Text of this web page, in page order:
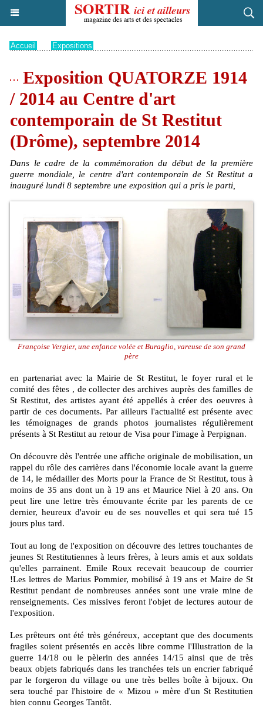
Accueil Expositions
Exposition QUATORZE 1914
/ 2014 au Centre d'art
contemporain de St Restitut
(Drôme), septembre 2014
Dans le cadre de la commémoration du début de la première
guerre mondiale, le centre d'art contemporain de St Restitut a
inauguré lundi 8 septembre une exposition qui a pris le parti,
Françoise Vergier, une enfance volée et Buraglio, vareuse de son grand
père
en partenariat avec la Mairie de St Restitut, le foyer rural et le
comité des fêtes , de collecter des archives auprès des familles de
St Restitut, des artistes ayant été appellés à créer des oeuvres à
partir de ces documents. Par ailleurs l'actualité est présente avec
les témoignages de grands photos journalistes régulièrement
présents à St Restitut au retour de Visa pour l'image à Perpignan.
On découvre dès l'entrée une affiche originale de mobilisation, un
rappel du rôle des carrières dans l'économie locale avant la guerre
de 14, le médailler des Morts pour la France de St Restitut, tous à
moins de 35 ans dont un à 19 ans et Maurice Niel à 20 ans. On
peut lire une lettre très émouvante écrite par les parents de ce
dernier, heureux d'avoir eu de ses nouvelles et qui sera tué 15
jours plus tard.
Tout au long de l'exposition on découvre des lettres touchantes de
jeunes St Restitutiennes à leurs frères, à leurs amis et aux soldats
qu'elles parrainent. Emile Roux recevait beaucoup de courrier
!Les lettres de Marius Pommier, mobilisé à 19 ans et Maire de St
Restitut pendant de nombreuses années sont une vraie mine de
renseignements. Ces missives feront l'objet de lectures autour de
l'exposition.
Les prêteurs ont été très généreux, acceptant que des documents
fragiles soient présentés en accès libre comme l'Illustration de la
guerre 14/18 ou le pèlerin des années 14/15 ainsi que de très
beaux objets fabriqués dans les tranchées tels un encrier fabriqué
par le forgeron du village ou une très belles boîte à bijoux. On
sera touché par l'histoire de « Mizou » mère d'un St Restitutien
bien connu Georges Tantôt.